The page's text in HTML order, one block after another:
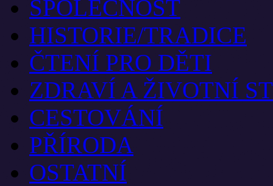
SPOLEČNOST
HISTORIE/TRADICE
ČTENÍ PRO DĚTI
ZDRAVÍ A ŽIVOTNÍ
CESTOVÁNÍ
PŘÍRODA
OSTATNÍ